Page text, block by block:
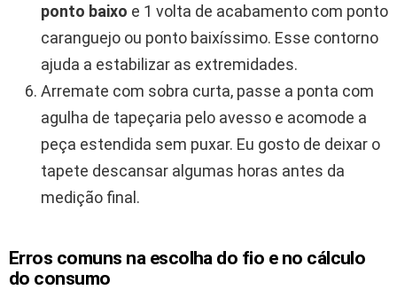
ponto baixo e 1 volta de acabamento com ponto
caranguejo ou ponto baixíssimo. Esse contorno
ajuda a estabilizar as extremidades.
Arremate com sobra curta, passe a ponta com
agulha de tapeçaria pelo avesso e acomode a
peça estendida sem puxar. Eu gosto de deixar o
tapete descansar algumas horas antes da
medição final.
Erros comuns na escolha do fio e no cálculo
do consumo